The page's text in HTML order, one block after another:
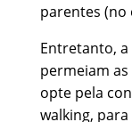
parentes (no
Entretanto,
permeiam
opte pela
walking,